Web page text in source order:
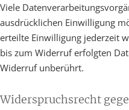
Viele
ausdrücklichen Einwilligung
erteilte Einwilligung jederzeit
bis zum Widerruf erfolgten
Widerruf unberührt.
Widerspruchsrecht